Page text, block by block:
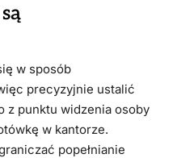
w sposób
precyzyjnie ustalić
z punktu widzenia osoby
w kantorze.
popełnianie